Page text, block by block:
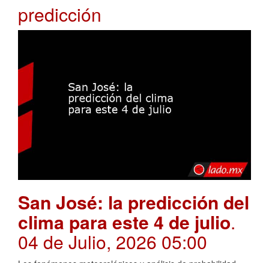
predicción
San José: la predicción del
clima para este 4 de julio.
04 de Julio, 2026 05:00